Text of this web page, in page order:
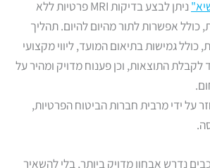
ניתן לבצע בדיקות MRI פרטיות ללא
כולל אפשרות לתור מהיום להיום. תהליך
גמישות בתיאום המועד, ליווי מקצועי
לקבלת התוצאות, וכן פענוח מדויק ומהיר על
על ידי מרבית חברות הביטוח הפרטיות,
נדרש אבחון מדויק ביותר, בלי להשאיר